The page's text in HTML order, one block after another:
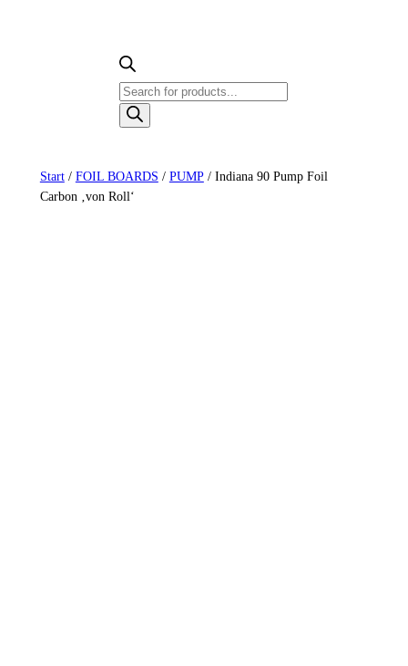
Products
search
Start/ FOIL BOARDS / PUMP/ Indiana 90 Pump Foil
Carbon ‚von Roll‘